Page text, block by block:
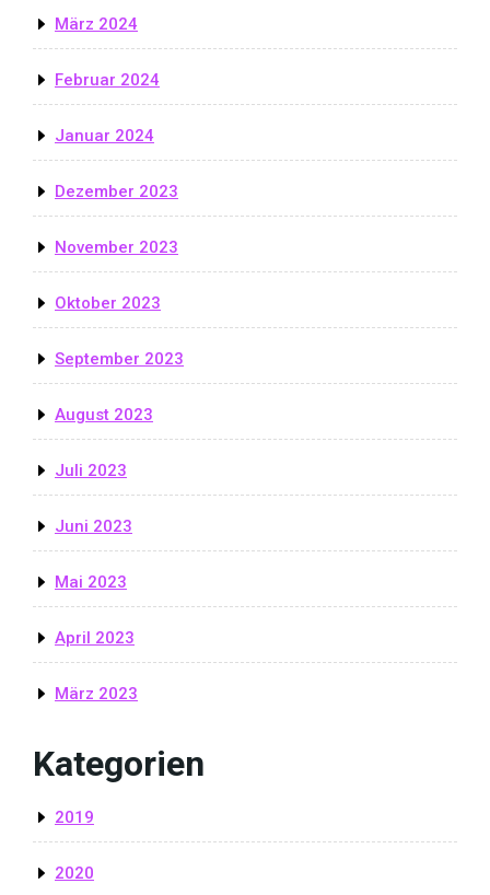
März 2024
Februar 2024
Januar 2024
Dezember 2023
November 2023
Oktober 2023
September 2023
August 2023
Juli 2023
Juni 2023
Mai 2023
April 2023
März 2023
Kategorien
2019
2020